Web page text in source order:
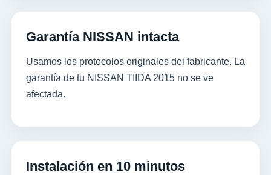
Garantía NISSAN intacta
Usamos los protocolos originales del fabricante. La
garantía de tu NISSAN TIIDA 2015 no se ve
afectada.
Instalación en 10 minutos